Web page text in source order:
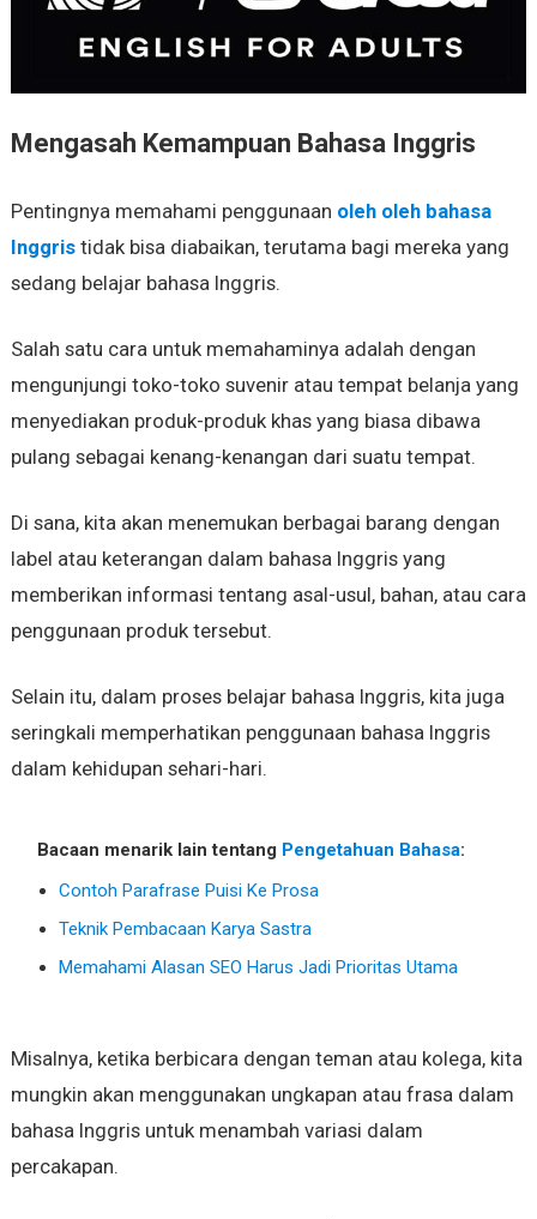
Mengasah Kemampuan Bahasa Inggris
Pentingnya memahami penggunaan oleh oleh bahasa
Inggristidak bisa diabaikan, terutama bagi mereka yang
sedang belajar bahasa Inggris.
Salah satu cara untuk memahaminya adalah dengan
mengunjungi toko-toko suvenir atau tempat belanja yang
menyediakan produk-produk khas yang biasa dibawa
pulang sebagai kenang-kenangan dari suatu tempat.
Di sana, kita akan menemukan berbagai barang dengan
label atau keterangan dalam bahasa Inggris yang
memberikan informasi tentang asal-usul, bahan, atau cara
penggunaan produk tersebut.
Selain itu, dalam proses belajar bahasa Inggris, kita juga
seringkali memperhatikan penggunaan bahasa Inggris
dalam kehidupan sehari-hari.
Bacaan menarik lain tentang Pengetahuan Bahasa:
Contoh Parafrase Puisi Ke Prosa
Teknik Pembacaan Karya Sastra
Memahami Alasan SEO Harus Jadi Prioritas Utama
Misalnya, ketika berbicara dengan teman atau kolega, kita
mungkin akan menggunakan ungkapan atau frasa dalam
bahasa Inggris untuk menambah variasi dalam
percakapan.